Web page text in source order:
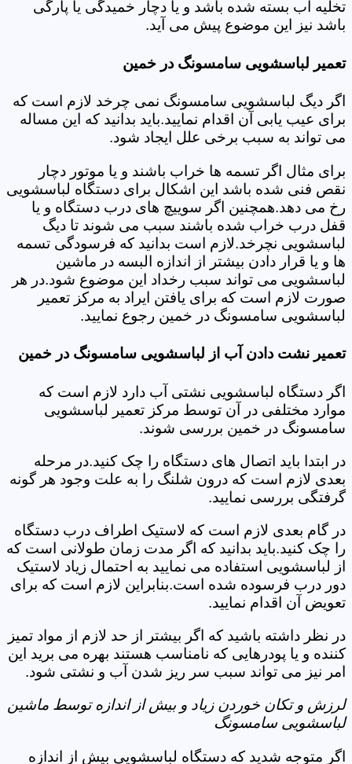
تخلیه آب بسته شده باشد و یا دچار خمیدگی یا پارگی
باشد نیز این موضوع پیش می آید.
تعمیر لباسشویی سامسونگ در خمین
اگر دیگ لباسشویی سامسونگ نمی چرخد لازم است که
برای عیب یابی آن اقدام نمایید.باید بدانید که این مساله
می تواند به سبب برخی علل ایجاد شود.
برای مثال اگر تسمه ها خراب باشند و یا موتور دچار
نقص فنی شده باشد این اشکال برای دستگاه لباسشویی
رخ می دهد.همچنین اگر سوییچ های درب دستگاه و یا
قفل درب خراب شده باشند سبب می شوند تا دیگ
لباسشویی نچرخد.لازم است بدانید که فرسودگی تسمه
ها و یا قرار دادن بیشتر از اندازه البسه در ماشین
لباسشویی می تواند سبب رخداد این موضوع شود.در هر
صورت لازم است که برای یافتن ایراد به مرکز تعمیر
لباسشویی سامسونگ در خمین رجوع نمایید.
تعمیر نشت دادن آب از لباسشویی سامسونگ در خمین
اگر دستگاه لباسشویی نشتی آب دارد لازم است که
موارد مختلفی در آن توسط مرکز تعمیر لباسشویی
سامسونگ در خمین بررسی شوند.
در ابتدا باید اتصال های دستگاه را چک کنید.در مرحله
بعدی لازم است که درون شلنگ را به علت وجود هر گونه
گرفتگی بررسی نمایید.
در گام بعدی لازم است که لاستیک اطراف درب دستگاه
را چک کنید.باید بدانید که اگر مدت زمان طولانی است که
از لباسشویی استفاده می نمایید به احتمال زیاد لاستیک
دور درب فرسوده شده است.بنابراین لازم است که برای
تعویض آن اقدام نمایید.
در نظر داشته باشید که اگر بیشتر از حد لازم از مواد تمیز
کننده و یا پودرهایی که نامناسب هستند بهره می برید این
امر نیز می تواند سبب سر ریز شدن آب و نشتی شود.
لرزش و تکان خوردن زیاد و بیش از اندازه توسط ماشین
لباسشویی سامسونگ
اگر متوجه شدید که دستگاه لباسشویی بیش از اندازه